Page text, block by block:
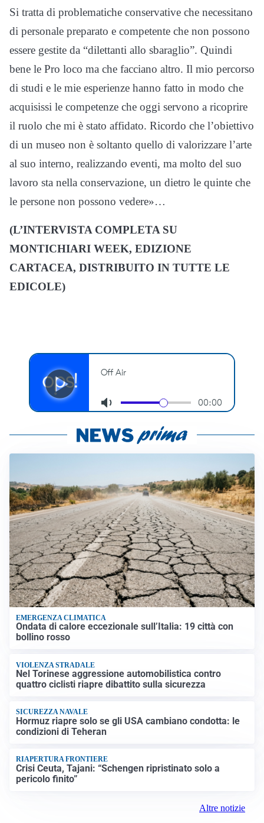
Si tratta di problematiche conservative che necessitano
di personale preparato e competente che non possono
essere gestite da “dilettanti allo sbaraglio”. Quindi
bene le Pro loco ma che facciano altro. Il mio percorso
di studi e le mie esperienze hanno fatto in modo che
acquisissi le competenze che oggi servono a ricoprire
il ruolo che mi è stato affidato. Ricordo che l’obiettivo
di un museo non è soltanto quello di valorizzare l’arte
al suo interno, realizzando eventi, ma molto del suo
lavoro sta nella conservazione, un dietro le quinte che
le persone non possono vedere»…
(L’INTERVISTA COMPLETA SU
MONTICHIARI WEEK, EDIZIONE
CARTACEA, DISTRIBUITO IN TUTTE LE
EDICOLE)
EMERGENZA CLIMATICA
Ondata di calore eccezionale sull’Italia: 19 città con
bollino rosso
VIOLENZA STRADALE
Nel Torinese aggressione automobilistica contro
quattro ciclisti riapre dibattito sulla sicurezza
SICUREZZA NAVALE
Hormuz riapre solo se gli USA cambiano condotta: le
condizioni di Teheran
RIAPERTURA FRONTIERE
Crisi Ceuta, Tajani: “Schengen ripristinato solo a
pericolo finito”
Altre notizie